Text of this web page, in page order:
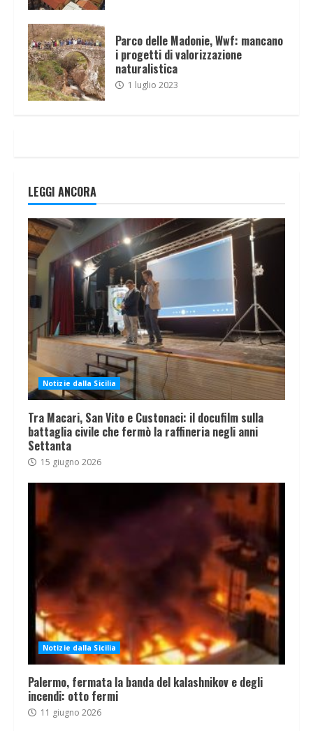
Parco delle Madonie, Wwf: mancano
i progetti di valorizzazione
naturalistica
1 luglio 2023
LEGGI ANCORA
Notizie dalla Sicilia
Tra Macari, San Vito e Custonaci: il docufilm sulla
battaglia civile che fermò la raffineria negli anni
Settanta
15 giugno 2026
Notizie dalla Sicilia
Palermo, fermata la banda del kalashnikov e degli
incendi: otto fermi
11 giugno 2026